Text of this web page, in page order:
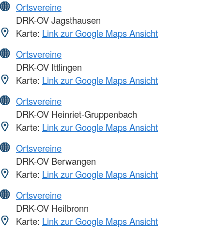
Ortsvereine
DRK-OV Jagsthausen
Karte: Link zur Google Maps Ansicht
Ortsvereine
DRK-OV Ittlingen
Karte: Link zur Google Maps Ansicht
Ortsvereine
DRK-OV Heinriet-Gruppenbach
Karte: Link zur Google Maps Ansicht
Ortsvereine
DRK-OV Berwangen
Karte: Link zur Google Maps Ansicht
Ortsvereine
DRK-OV Heilbronn
Karte: Link zur Google Maps Ansicht